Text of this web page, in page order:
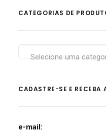
CATEGORIAS DE
Selecione uma
CADASTRE-SE E RECEBA
e-mail: